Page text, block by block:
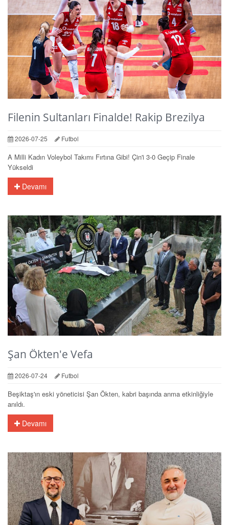
Filenin Sultanları Finalde! Rakip Brezilya
2026-07-25 Futbol
A Milli Kadın Voleybol Takımı Fırtına Gibi! Çin'i 3-0 Geçip Finale
Yükseldi
Devamı
Şan Ökten'e Vefa
2026-07-24 Futbol
Beşiktaş'ın eski yöneticisi Şan Ökten, kabri başında anma etkinliğiyle
anıldı.
Devamı